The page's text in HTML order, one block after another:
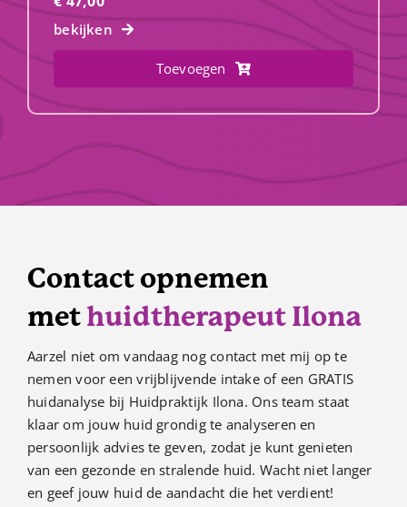
bekijken
Toevoegen
Contact opnemen
methuidtherapeut Ilona
Aarzel niet om vandaag nog contact met mij op te
nemen voor een vrijblijvende intake of een GRATIS
huidanalyse bij Huidpraktijk Ilona. Ons team staat
klaar om jouw huid grondig te analyseren en
persoonlijk advies te geven, zodat je kunt genieten
van een gezonde en stralende huid. Wacht niet langer
en geef jouw huid de aandacht die het verdient!